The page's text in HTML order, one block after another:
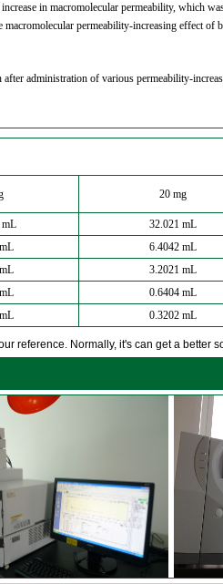
in macromolecular permeability, which
permeability-increasing effect of
administration of various permeability-
20 mg
mL 32.021 mL
6.4042 mL
3.2021 mL
0.6404 mL
0.3202 mL
reference. Normally, it's can get a better